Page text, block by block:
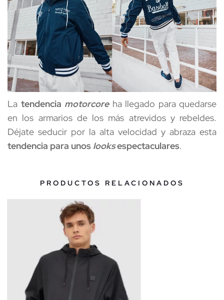
La tendencia motorcore ha llegado para quedarse
en los armarios de los más atrevidos y rebeldes.
tendencia para unos looks espectaculares.
PRODUCTOS RELACIONADOS